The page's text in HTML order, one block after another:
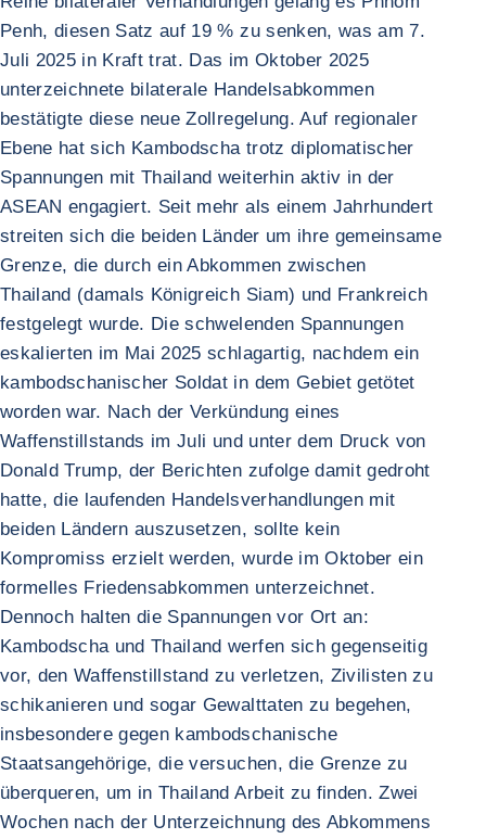
Penh, diesen Satz auf 19 % zu senken, was am 7.
Juli 2025 in Kraft trat. Das im Oktober 2025
unterzeichnete bilaterale Handelsabkommen
bestätigte diese neue Zollregelung. Auf regionaler
Ebene hat sich Kambodscha trotz diplomatischer
Spannungen mit Thailand weiterhin aktiv in der
ASEAN engagiert. Seit mehr als einem Jahrhundert
streiten sich die beiden Länder um ihre gemeinsame
Grenze, die durch ein Abkommen zwischen
Thailand (damals Königreich Siam) und Frankreich
festgelegt wurde. Die schwelenden Spannungen
eskalierten im Mai 2025 schlagartig, nachdem ein
kambodschanischer Soldat in dem Gebiet getötet
worden war. Nach der Verkündung eines
Waffenstillstands im Juli und unter dem Druck von
Donald Trump, der Berichten zufolge damit gedroht
hatte, die laufenden Handelsverhandlungen mit
beiden Ländern auszusetzen, sollte kein
Kompromiss erzielt werden, wurde im Oktober ein
formelles Friedensabkommen unterzeichnet.
Dennoch halten die Spannungen vor Ort an:
Kambodscha und Thailand werfen sich gegenseitig
vor, den Waffenstillstand zu verletzen, Zivilisten zu
schikanieren und sogar Gewalttaten zu begehen,
insbesondere gegen kambodschanische
Staatsangehörige, die versuchen, die Grenze zu
überqueren, um in Thailand Arbeit zu finden. Zwei
Wochen nach der Unterzeichnung des Abkommens